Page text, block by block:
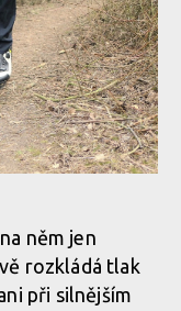
v horní části nártu
pootočením
botu lze vyzout bez
pootočením
botu lze vyzout bez
něm jen
rozkládá tlak
při silnějším